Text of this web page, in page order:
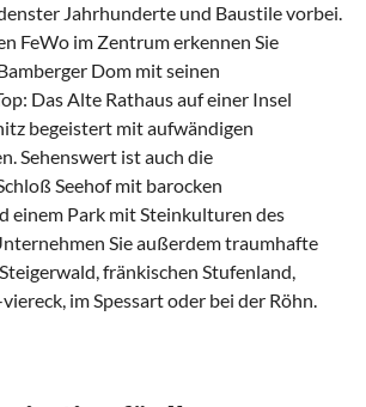
Jahrhunderte und Baustile vorbei.
FeWo im Zentrum erkennen Sie
Dom mit seinen
Das Alte Rathaus auf einer Insel
begeistert mit aufwändigen
Sehenswert ist auch die
Seehof mit barocken
einem Park mit Steinkulturen des
Sie außerdem traumhafte
fränkischen Stufenland,
im Spessart oder bei der Röhn.
Franken in der eigenen
in Unterfranken– Facettenreiche